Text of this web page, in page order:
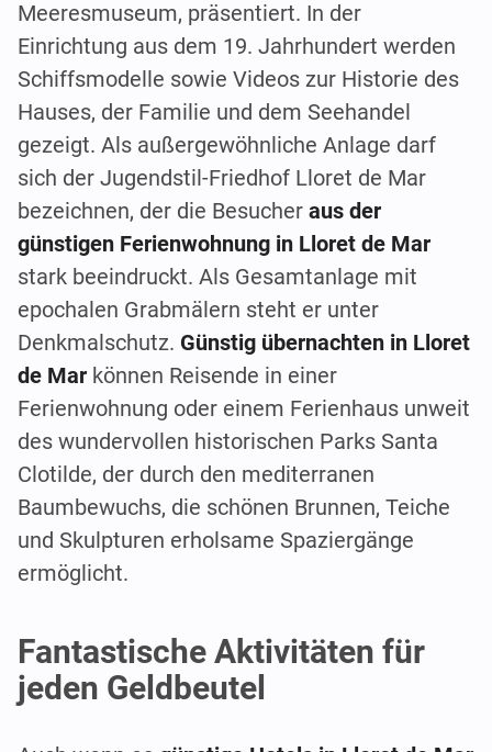
Meeresmuseum, präsentiert. In der
Einrichtung aus dem 19. Jahrhundert werden
Schiffsmodelle sowie Videos zur Historie des
Hauses, der Familie und dem Seehandel
gezeigt. Als außergewöhnliche Anlage darf
sich der Jugendstil-Friedhof Lloret de Mar
bezeichnen, der die Besucher aus der
günstigen Ferienwohnung in Lloret de Mar
stark beeindruckt. Als Gesamtanlage mit
epochalen Grabmälern steht er unter
Denkmalschutz. Günstig übernachten in Lloret
de Mar können Reisende in einer
Ferienwohnung oder einem Ferienhaus unweit
des wundervollen historischen Parks Santa
Clotilde, der durch den mediterranen
Baumbewuchs, die schönen Brunnen, Teiche
und Skulpturen erholsame Spaziergänge
ermöglicht.
Fantastische Aktivitäten für
jeden Geldbeutel